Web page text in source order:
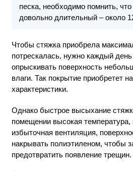
песка, необходимо помнить,
довольно длительный – около
Чтобы стяжка приобрела
потрескалась, нужно каждый
опрыскивать поверхность
влаги. Так покрытие приобретет
характеристики.
Однако быстрое высыхание
помещении высокая температура,
избыточная вентиляция,
накрывать полиэтиленом, чтобы
предотвратить появление трещин.